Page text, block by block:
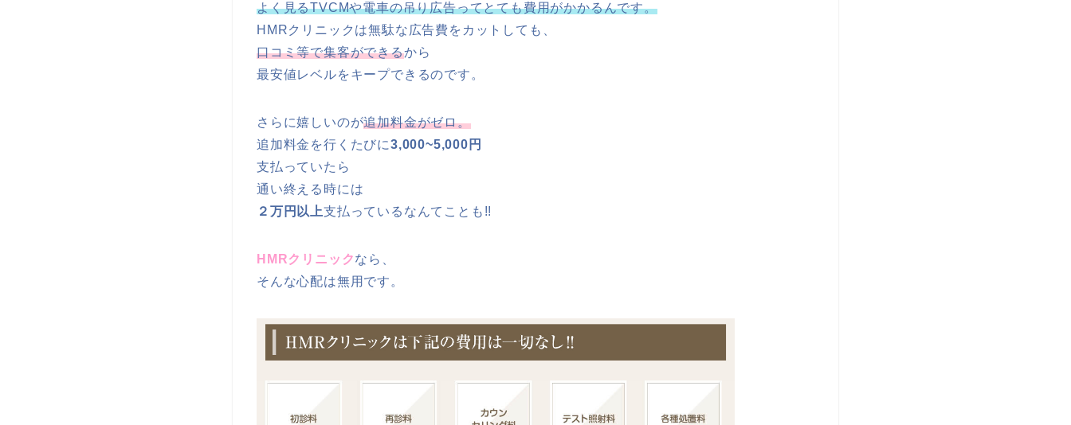
よく見るTVCMや電車の吊り広告ってとても費用がかかるんです。
HMRクリニックは無駄な広告費をカットしても、
口コミ等で集客ができるから
最安値レベルをキープできるのです。
さらに嬉しいのが追加料金がゼロ。
追加料金を行くたびに3,000~5,000円
支払っていたら
通い終える時には
２万円以上支払っているなんてことも!!
HMRクリニックなら、
そんな心配は無用です。